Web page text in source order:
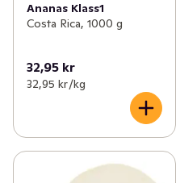
Ananas Klass1
Costa Rica, 1000 g
32,95 kr
32,95 kr /kg